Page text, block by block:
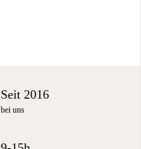
Seit 2016
bei uns